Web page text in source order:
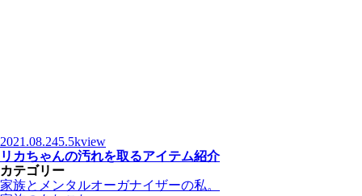
2021.08.245.5kview
リカちゃんの汚れを取るアイテム紹介
カテゴリー
家族とメンタルオーガナイザーの私。